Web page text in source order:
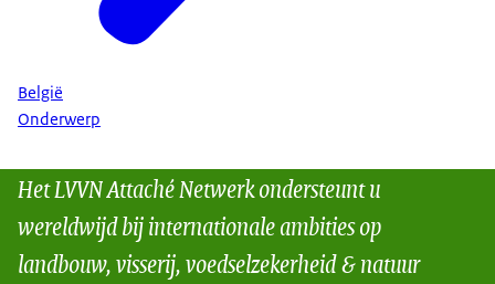
België
Onderwerp
Het LVVN Attaché Netwerk ondersteunt u
wereldwijd bij internationale ambities op
landbouw, visserij, voedselzekerheid & natuur